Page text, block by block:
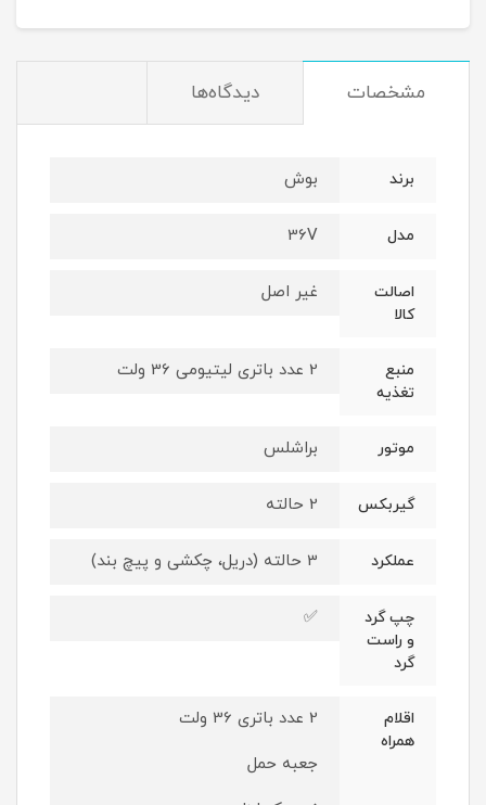
مشخصات دیدگاه‌ها
برند بوش
مدل 36V
اصالت
کالا
غیر اصل
منبع
تغذیه
2 عدد باتری لیتیومی 36 ولت
موتور براشلس
گیربکس 2 حالته
عملکرد 3 حالته (دریل، چکشی و پیچ بند)
چپ گرد
و راست
گرد
✅
اقلام
همراه
2 عدد باتری 36 ولت
جعبه حمل